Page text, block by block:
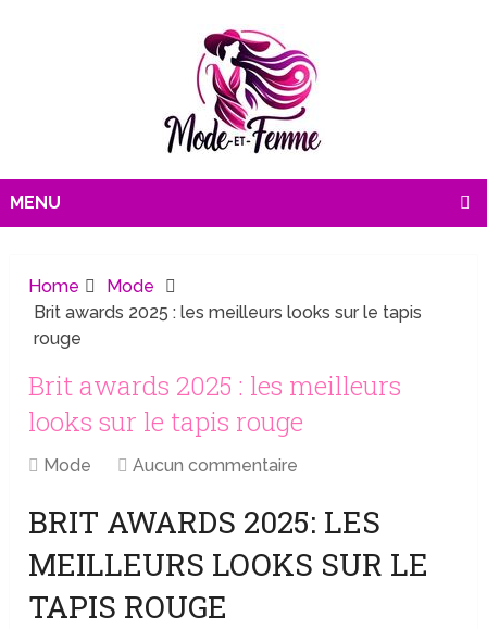
MENU
Home
Mode
Brit awards 2025 : les meilleurs looks sur le tapis
rouge
Brit awards 2025 : les meilleurs
looks sur le tapis rouge
Mode Aucun commentaire
BRIT AWARDS 2025: LES
MEILLEURS LOOKS SUR LE
TAPIS ROUGE